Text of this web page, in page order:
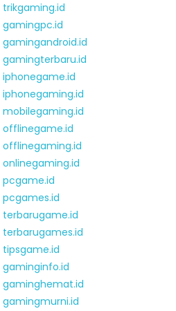
trikgaming.id
gamingpc.id
gamingandroid.id
gamingterbaru.id
iphonegame.id
iphonegaming.id
mobilegaming.id
offlinegame.id
offlinegaming.id
onlinegaming.id
pcgame.id
pcgames.id
terbarugame.id
terbarugames.id
tipsgame.id
gaminginfo.id
gaminghemat.id
gamingmurni.id